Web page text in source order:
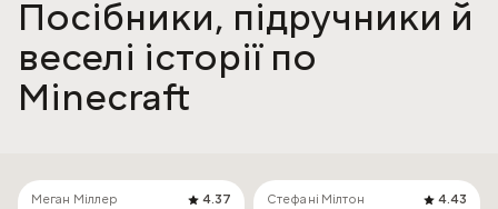
Посібники, підручники й
веселі історії по
Minecraft
Меган Міллер 4.37 Стефані Мілтон 4.43